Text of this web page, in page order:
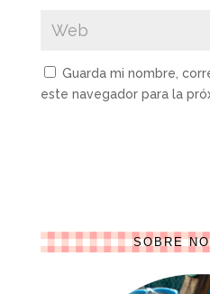
Guarda mi nombre,
este navegador para la
SOBRE